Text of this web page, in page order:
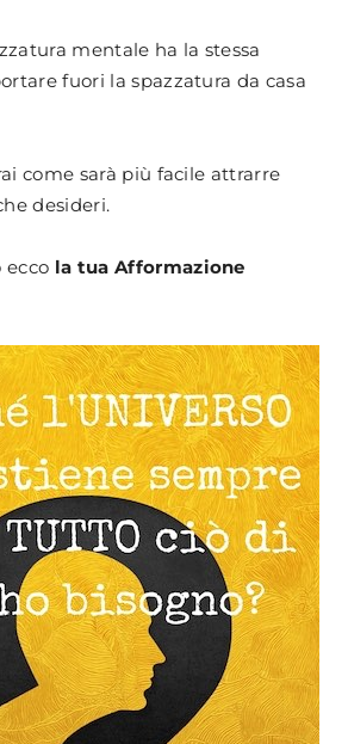
mentale ha la stessa
fuori la spazzatura da casa
come sarà più facile attrarre
desideri.
ecco la tua Afformazione